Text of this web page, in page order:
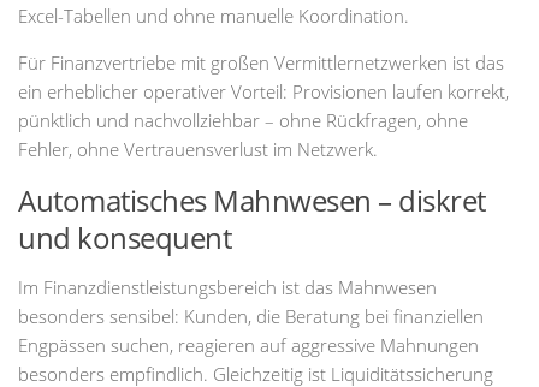
Excel-Tabellen und ohne manuelle Koordination.
Für Finanzvertriebe mit großen Vermittlernetzwerken ist das
ein erheblicher operativer Vorteil: Provisionen laufen korrekt,
pünktlich und nachvollziehbar – ohne Rückfragen, ohne
Fehler, ohne Vertrauensverlust im Netzwerk.
Automatisches Mahnwesen – diskret
und konsequent
Im Finanzdienstleistungsbereich ist das Mahnwesen
besonders sensibel: Kunden, die Beratung bei finanziellen
Engpässen suchen, reagieren auf aggressive Mahnungen
besonders empfindlich. Gleichzeitig ist Liquiditätssicherung